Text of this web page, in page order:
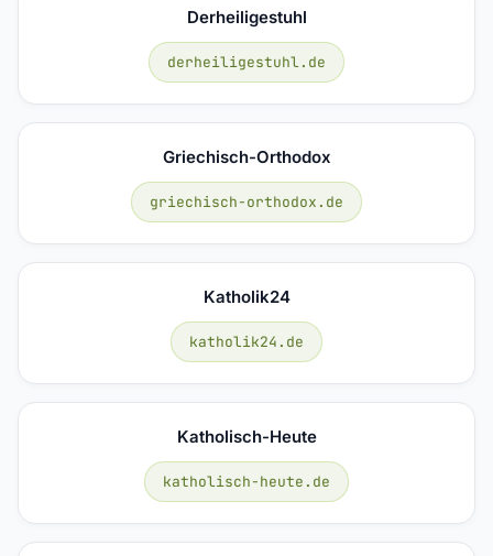
Derheiligestuhl
derheiligestuhl.de
Griechisch-Orthodox
griechisch-orthodox.de
Katholik24
katholik24.de
Katholisch-Heute
katholisch-heute.de